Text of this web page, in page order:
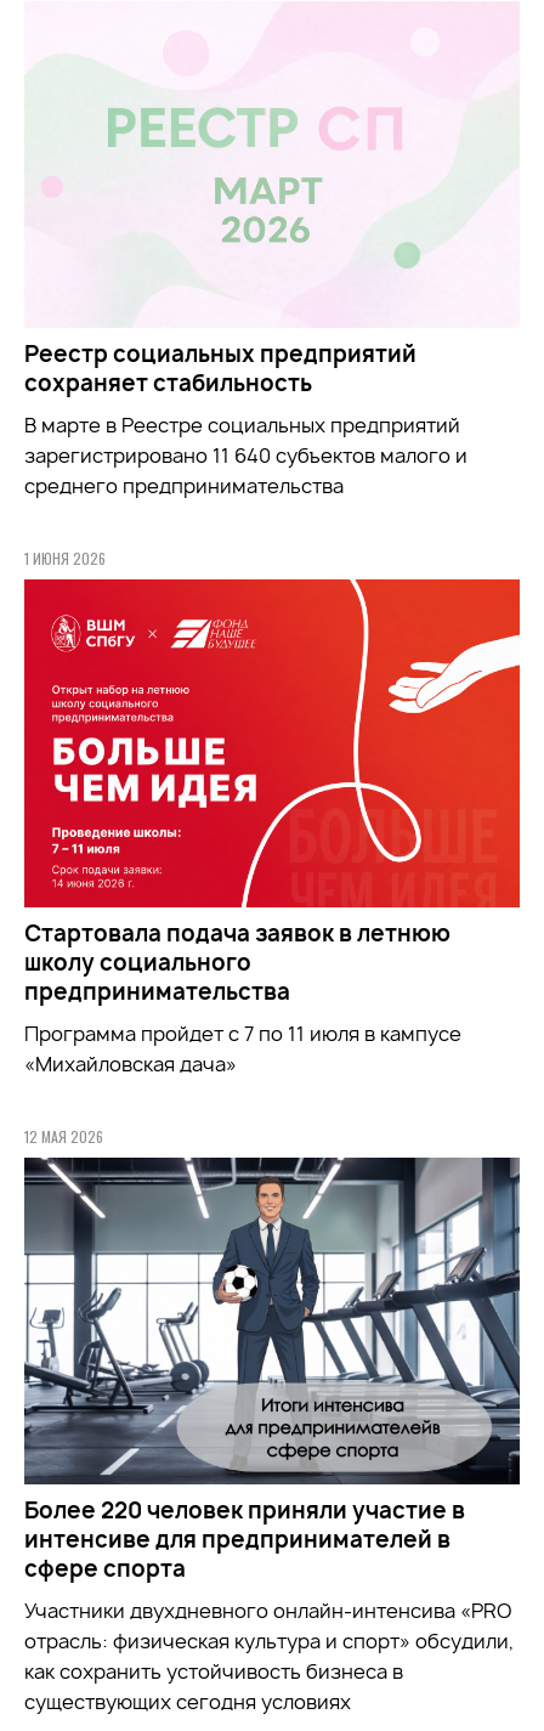
Реестр социальных предприятий
сохраняет стабильность
В марте в Реестре социальных предприятий
зарегистрировано 11 640 субъектов малого и
среднего предпринимательства
1 ИЮНЯ 2026
Стартовала подача заявок в летнюю
школу социального
предпринимательства
Программа пройдет с 7 по 11 июля в кампусе
«Михайловская дача»
12 МАЯ 2026
Более 220 человек приняли участие в
интенсиве для предпринимателей в
сфере спорта
Участники двухдневного онлайн-интенсива «PRO
отрасль: физическая культура и спорт» обсудили,
как сохранить устойчивость бизнеса в
существующих сегодня условиях